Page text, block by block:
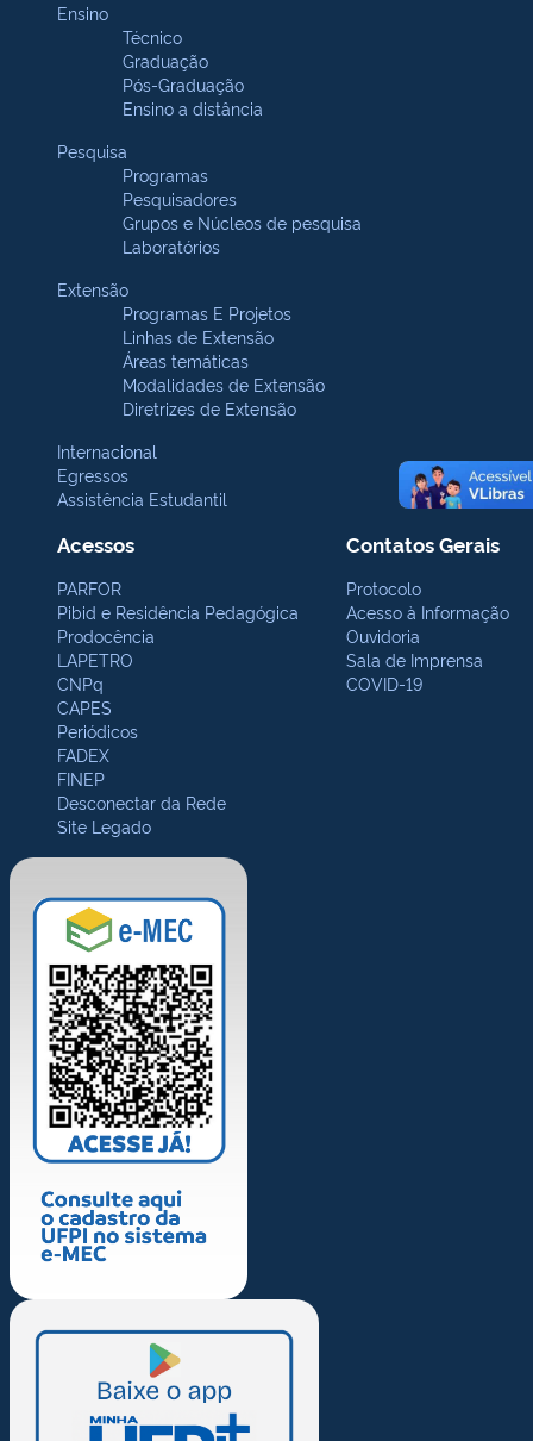
Ensino
Técnico
Graduação
Pós-Graduação
Ensino a distância
Pesquisa
Programas
Pesquisadores
Grupos e Núcleos de pesquisa
Laboratórios
Extensão
Programas E Projetos
Linhas de Extensão
Áreas temáticas
Modalidades de Extensão
Diretrizes de Extensão
Internacional
Egressos
Assistência Estudantil
Acessos
PARFOR
Pibid e Residência Pedagógica
Prodocência
LAPETRO
CNPq
CAPES
Periódicos
FADEX
FINEP
Desconectar da Rede
Site Legado
Contatos Gerais
Protocolo
Acesso à Informação
Ouvidoria
Sala de Imprensa
COVID-19